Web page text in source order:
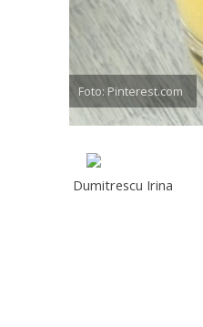
Foto: Pinterest.com
Dumitrescu Irina